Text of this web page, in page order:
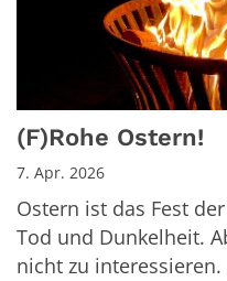
(F)Rohe Ostern!
7. Apr. 2026
Ostern ist das Fest
Tod und Dunkelheit.
nicht zu interessieren.